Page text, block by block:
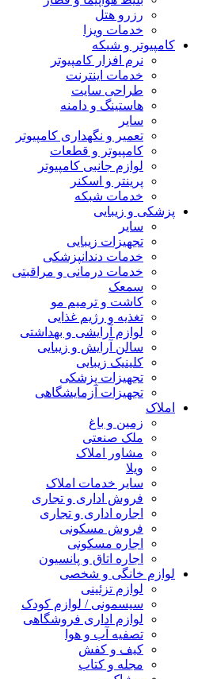
رزرو هتل
خدمات ویزا
کامپیوتر و شبکه
نرم افزار کامپیوتر
خدمات اینترنت
طراحی سایت
هاستینگ و دامنه
سایر
تعمیر و نگهداری کامپیوتر
کامپیوتر و قطعات
لوازم جانبی کامپیوتر
پرینتر و اسکنر
خدمات شبکه
پزشکی و زیبایی
سایر
تجهیزات زیبایی
خدمات دندانپزشکی
خدمات درمانی و مراقبتی
سمعک
کاشت و ترمیم مو
تغذیه و رژیم غذایی
لوازم آرایشی و بهداشتی
سالن آرایش و زیبایی
کلینیک زیبایی
تجهیزات پزشکی
تجهیزات آزمایشگاهی
املاک
زمین و باغ
ملک صنعتی
مشاور املاک
ویلا
سایر خدمات املاک
فروش اداری و تجاری
اجاره اداری و تجاری
فروش مسکونی
اجاره مسکونی
اجاره اتاق و پانسیون
لوازم خانگی و شخصی
لوازم تزئینی
سیسمونی / لوازم کودک
لوازم اداری فروشگاهی
تصفیه آب و هوا
کیف و کفش
مجله و کتاب